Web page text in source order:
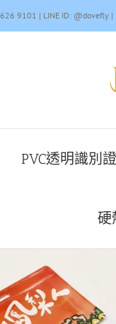
9101 | LINE ID: @dovefly
PVC透明識別
硬